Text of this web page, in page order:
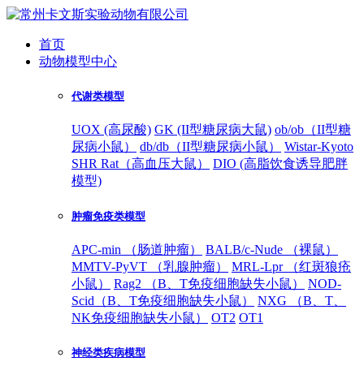
首页
动物模型中心
代谢类模型
UOX (高尿酸) GK (II型糖尿病大鼠) ob/ob（II型糖
尿病小鼠）
db/db（II型糖尿病小鼠）
Wistar-Kyoto
SHR Rat（高血压大鼠）
DIO (高脂饮食诱导肥胖
模型)
肿瘤免疫类模型
APC-min （肠道肿瘤）
BALB/c-Nude （裸鼠）
MMTV-PyVT （乳腺肿瘤）
MRL-Lpr （红斑狼疮
小鼠）
Rag2 （B、T免疫细胞缺失小鼠）
NOD-
Scid（B、T免疫细胞缺失小鼠）
NXG （B、T、
NK免疫细胞缺失小鼠）
OT2 OT1
神经类疾病模型